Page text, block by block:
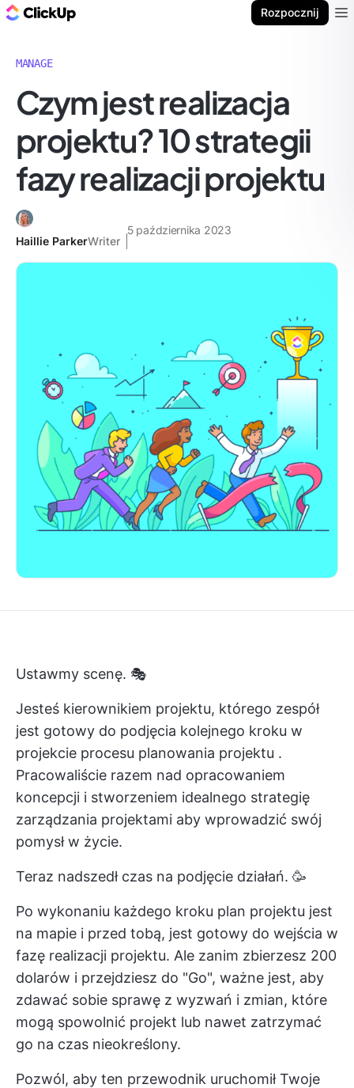
Rozpocznij
MANAGE
Czym jest realizacja
projektu? 10 strategii
fazy realizacji projektu
Haillie ParkerWriter
5 października 2023
Ustawmy scenę. 🎭
Jesteś kierownikiem projektu, którego zespół
jest gotowy do podjęcia kolejnego kroku w
projekcie procesu planowania projektu .
Pracowaliście razem nad opracowaniem
koncepcji i stworzeniem idealnego strategię
zarządzania projektami aby wprowadzić swój
pomysł w życie.
Teraz nadszedł czas na podjęcie działań. 🥳
Po wykonaniu każdego kroku plan projektu jest
na mapie i przed tobą, jest gotowy do wejścia w
fazę realizacji projektu. Ale zanim zbierzesz 200
dolarów i przejdziesz do "Go", ważne jest, aby
zdawać sobie sprawę z wyzwań i zmian, które
mogą spowolnić projekt lub nawet zatrzymać
go na czas nieokreślony.
Pozwól, aby ten przewodnik uruchomił Twoje